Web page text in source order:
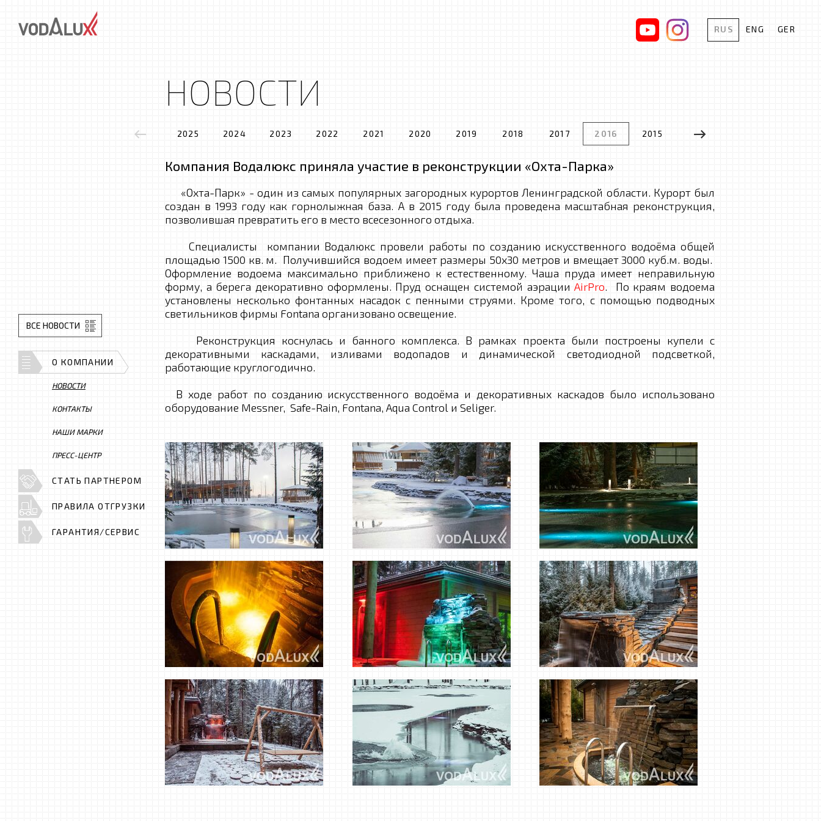
RUS ENG GER
НОВОСТИ
2025 2024 2023 2022 2021 2020 2019 2018 2017 2016 2015 2014 2013 2012
Компания Водалюкс приняла участие в реконструкции «Охта-Парка»
«Охта-Парк» - один из самых популярных загородных курортов Ленинградской области. Курорт был
создан в 1993 году как горнолыжная база. А в 2015 году была проведена масштабная реконструкция,
позволившая превратить его в место всесезонного отдыха.
Специалисты компании Водалюкс провели работы по созданию искусственного водоёма общей
площадью 1500 кв. м. Получившийся водоем имеет размеры 50х30 метров и вмещает 3000 куб.м. воды.
Оформление водоема максимально приближено к естественному. Чаша пруда имеет неправильную
форму, а берега декоративно оформлены. Пруд оснащен системой аэрацииAirPro. По краям водоема
установлены несколько фонтанных насадок с пенными струями. Кроме того, с помощью подводных
светильников фирмы Fontana организовано освещение.
Реконструкция коснулась и банного комплекса. В рамках проекта были построены купели с
декоративными каскадами, изливами водопадов и динамической светодиодной подсветкой,
работающие круглогодично.
В ходе работ по созданию искусственного водоёма и декоративных каскадов было использовано
оборудование Messner, Safe-Rain, Fontana, Aqua Control и Seliger.
ВСЕ НОВОСТИ
О КОМПАНИИ
НОВОСТИ
КОНТАКТЫ
НАШИ МАРКИ
ПРЕСС-ЦЕНТР
СТАТЬ ПАРТНЕРОМ
ПРАВИЛА ОТГРУЗКИ
ГАРАНТИЯ/СЕРВИС